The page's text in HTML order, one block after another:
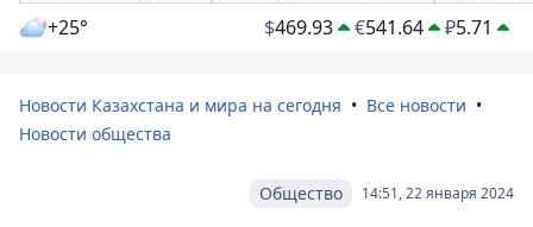
+25° $469.93 €541.64 ₽5.71
Новости Казахстана и мира на сегодня
Все новости
Новости общества
14:51, 22 января 2024
Общество